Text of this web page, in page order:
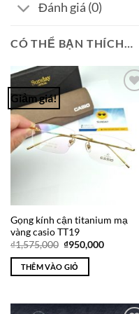
Đánh giá (0)
CÓ THỂ BẠN THÍCH…
Giảm giá!
Wishlist
Gọng kính cận titanium mạ
vàng casio TT19
₫1,575,000 Giá
là:
₫1,575,000.
₫950,000Giá
THÊM VÀO GIỎ